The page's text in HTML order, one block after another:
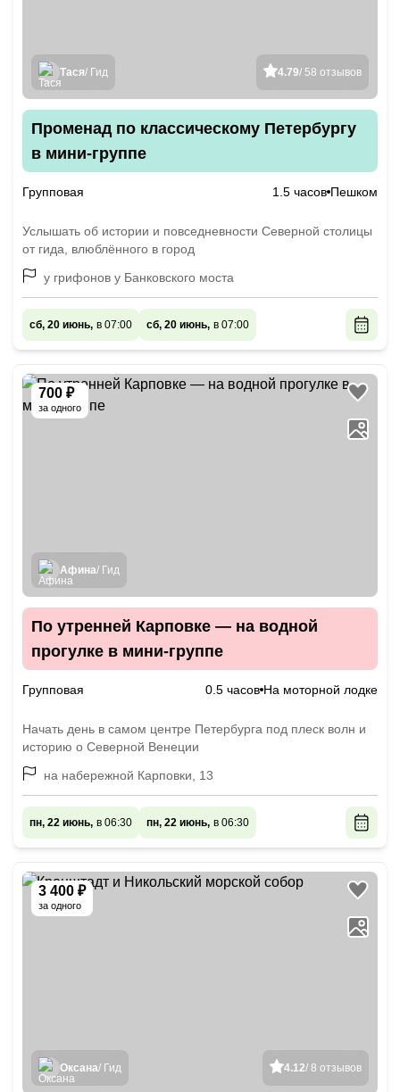
4.79/ 58 отзывов
Тася/ Гид
Променад по классическому Петербургу
в мини-группе
Групповая 1.5 часов Пешком
Услышать об истории и повседневности Северной столицы
от гида, влюблённого в город
у грифонов у Банковского моста
сб, 20 июнь, в 07:00 сб, 20 июнь, в 07:00
700 ₽
за одного
Афина/ Гид
По утренней Карповке — на водной
прогулке в мини-группе
Групповая 0.5 часов На моторной лодке
Начать день в самом центре Петербурга под плеск волн и
историю о Северной Венеции
на набережной Карповки, 13
пн, 22 июнь, в 06:30 пн, 22 июнь, в 06:30
3 400 ₽
за одного
4.12/ 8 отзывов
Оксана/ Гид